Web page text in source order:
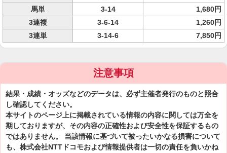
馬単
3-14
1,680円
3連複
3-6-14
1,260円
3連単
3-14-6 7,850円
注意事項
結果・成績・オッズなどのデータは、必ず主催者発行のものと照合
し確認してください。
本サイトのページ上に掲載されている情報の内容に関しては万全を
期しておりますが、その内容の正確性および安全性を保証するもの
ではありません。 当該情報に基づいて被ったいかなる損害について
も、株式会社NTTドコモおよび情報提供者は一切の責任を負いかね